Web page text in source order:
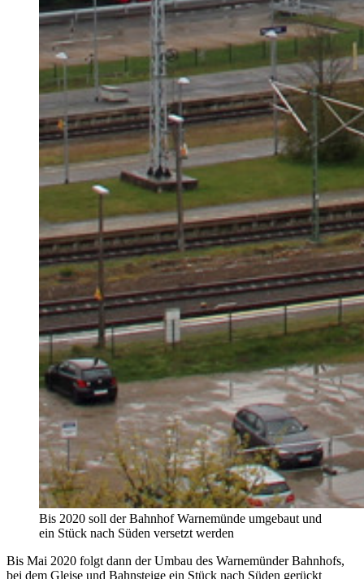
Bis 2020 soll der Bahnhof Warnemünde umgebaut und
ein Stück nach Süden versetzt werden
Bis Mai 2020 folgt dann der Umbau des Warnemünder Bahnhofs,
bei dem Gleise und Bahnsteige ein Stück nach Süden gerückt